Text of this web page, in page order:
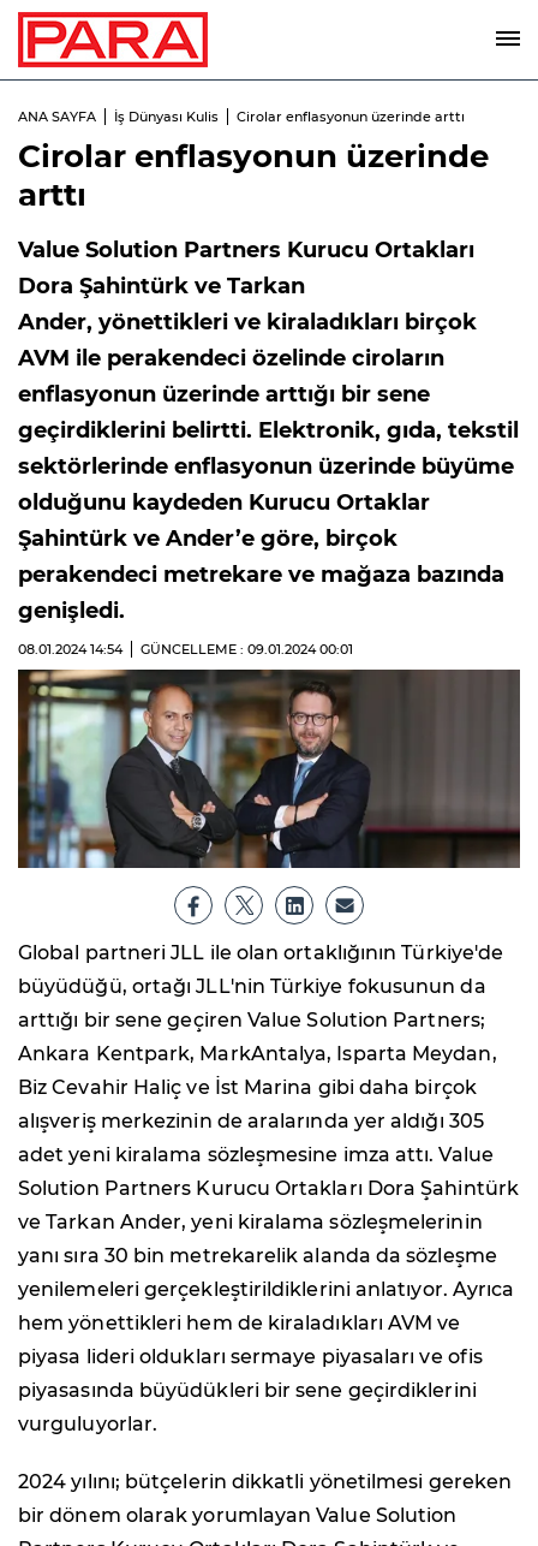
ANA SAYFA İş Dünyası Kulis Cirolar enflasyonun üzerinde arttı
Cirolar enflasyonun üzerinde
arttı
Value Solution Partners Kurucu Ortakları
Dora Şahintürk ve Tarkan
Ander, yönettikleri ve kiraladıkları birçok
AVM ile perakendeci özelinde ciroların
enflasyonun üzerinde arttığı bir sene
geçirdiklerini belirtti. Elektronik, gıda, tekstil
sektörlerinde enflasyonun üzerinde büyüme
olduğunu kaydeden Kurucu Ortaklar
Şahintürk ve Ander’e göre, birçok
perakendeci metrekare ve mağaza bazında
genişledi.
08.01.202414:54 GÜNCELLEME : 09.01.202400:01
Global partneri JLL ile olan ortaklığının Türkiye'de
büyüdüğü, ortağı JLL'nin Türkiye fokusunun da
arttığı bir sene geçiren Value Solution Partners;
Ankara Kentpark, MarkAntalya, Isparta Meydan,
Biz Cevahir Haliç ve İst Marina gibi daha birçok
alışveriş merkezinin de aralarında yer aldığı 305
adet yeni kiralama sözleşmesine imza attı. Value
Solution Partners Kurucu Ortakları Dora Şahintürk
ve Tarkan Ander, yeni kiralama sözleşmelerinin
yanı sıra 30 bin metrekarelik alanda da sözleşme
yenilemeleri gerçekleştirildiklerini anlatıyor. Ayrıca
hem yönettikleri hem de kiraladıkları AVM ve
piyasa lideri oldukları sermaye piyasaları ve ofis
piyasasında büyüdükleri bir sene geçirdiklerini
vurguluyorlar.
2024 yılını; bütçelerin dikkatli yönetilmesi gereken
bir dönem olarak yorumlayan Value Solution